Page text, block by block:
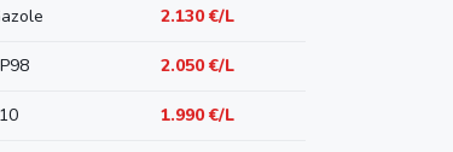
2.130 €/L
2.050 €/L
1.990 €/L